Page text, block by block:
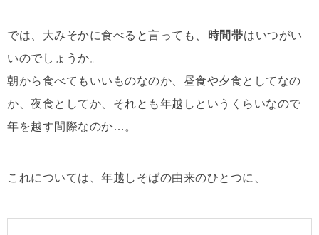
では、大みそかに食べると言っても、 時間帯はいつがい
いのでしょうか。
朝から食べてもいいものなのか、昼食や夕食としてなの
か、夜食としてか、それとも年越しというくらいなので
年を越す間際なのか…。
これについては、年越しそばの由来のひとつに、